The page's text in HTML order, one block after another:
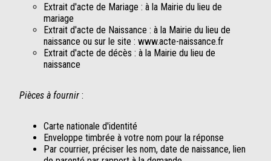
Extrait d'acte de Mariage : à la Mairie du lieu de
mariage
Extrait d'acte de Naissance : à la Mairie du lieu de
naissance ou sur le site : www.acte-naissance.fr
Extrait d'acte de décès : à la Mairie du lieu de
naissance
Pièces à fournir :
Carte nationale d'identité
Enveloppe timbrée à votre nom pour la réponse
Par courrier, préciser les nom, date de naissance, lien